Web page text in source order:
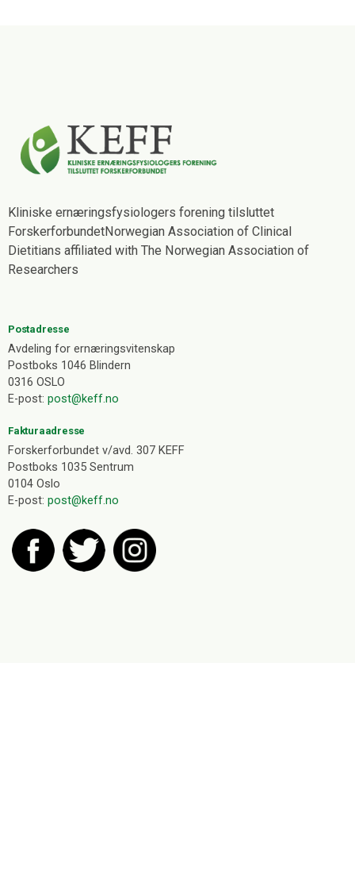
Kliniske ernæringsfysiologers forening tilsluttet
ForskerforbundetNorwegian Association of Clinical
Dietitians affiliated with The Norwegian Association of
Researchers
Postadresse
Avdeling for ernæringsvitenskap
Postboks 1046 Blindern
0316 OSLO
E-post: post@keff.no
Fakturaadresse
Forskerforbundet v/avd. 307 KEFF
Postboks 1035 Sentrum
0104 Oslo
E-post: post@keff.no